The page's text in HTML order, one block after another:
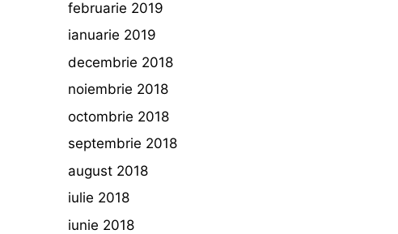
februarie 2019
ianuarie 2019
decembrie 2018
noiembrie 2018
octombrie 2018
septembrie 2018
august 2018
iulie 2018
iunie 2018